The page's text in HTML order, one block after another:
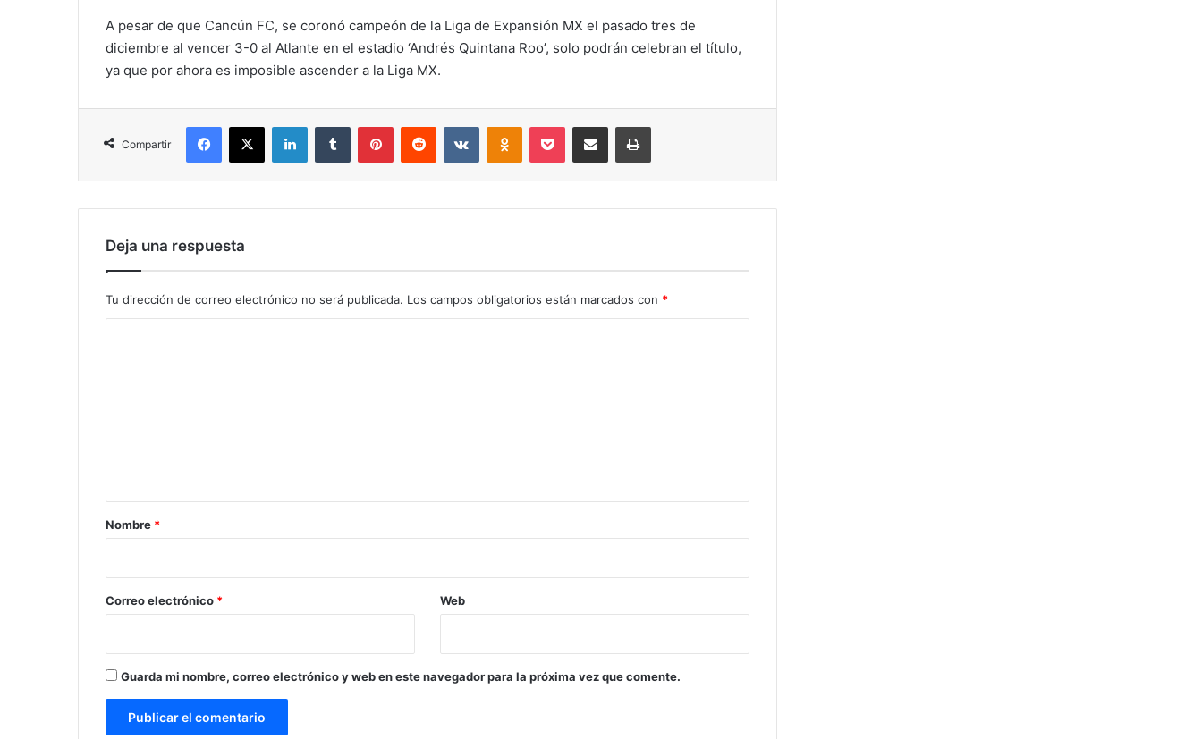
A pesar de que Cancún FC, se coronó campeón de la Liga de Expansión MX el pasado tres de
diciembre al vencer 3-0 al Atlante en el estadio ‘Andrés Quintana Roo’, solo podrán celebran el título,
ya que por ahora es imposible ascender a la Liga MX.
Compartir
Facebook
X LinkedInTumblr PinterestReddit VKontakteOdnoklassniki
Pocket Compartir por correo electrónicoImprimir
Deja una respuesta
Tu dirección de correo electrónico no será publicada. Los campos obligatorios están marcados con *
r
*
Nombre *
Correo electrónico * Web
Guarda mi nombre, correo electrónico y web en este navegador para la próxima vez que comente.